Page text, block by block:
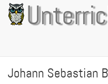
Direkt
zum
Inhalt
Johann Sebastian